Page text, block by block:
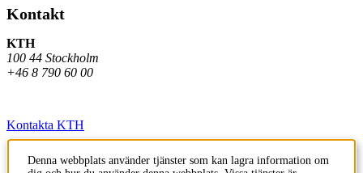
Kontakt
KTH
100 44 Stockholm
+46 8 790 60 00
Kontakta KTH
Jobba på KTH
Denna webbplats använder tjänster som kan lagra information om